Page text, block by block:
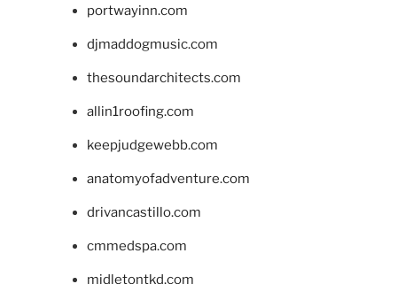
portwayinn.com
djmaddogmusic.com
thesoundarchitects.com
allin1roofing.com
keepjudgewebb.com
anatomyofadventure.com
drivancastillo.com
cmmedspa.com
midletontkd.com